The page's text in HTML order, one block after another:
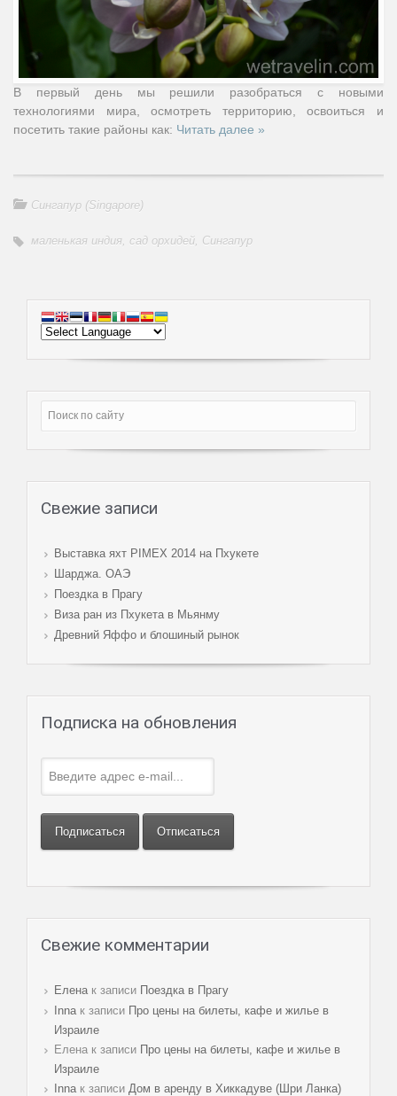
В первый день мы решили разобраться с новыми
технологиями мира, осмотреть территорию, освоиться и
посетить такие районы как: Читать далее »
Сингапур (Singapore)
маленькая индия сад орхидей Сингапур
Свежие записи
Выставка яхт PIMEX 2014 на Пхукете
Шарджа. ОАЭ
Поездка в Прагу
Виза ран из Пхукета в Мьянму
Древний Яффо и блошиный рынок
Подписка на обновления
Свежие комментарии
Елена к записи Поездка в Прагу
Innа к записи Про цены на билеты, кафе и жилье в
Израиле
Елена к записи Про цены на билеты, кафе и жилье в
Израиле
Innа к записи Дом в аренду в Хиккадуве (Шри Ланка)